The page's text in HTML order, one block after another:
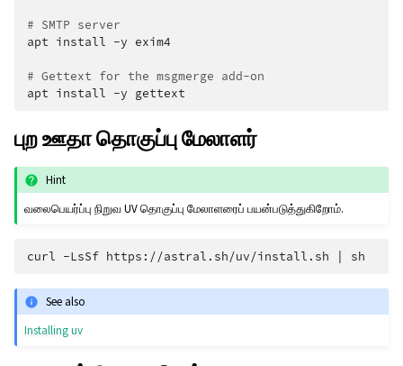
# SMTP server
apt install -y exim4
# Gettext for the msgmerge add-on
apt install -y
புற ஊதா தொகுப்பு மேலாளர்
Hint
வலைபெயர்ப்பு நிறுவ UV தொகுப்பு மேலாளரைப் பயன்படுத்துகிறோம்.
curl -LsSf https://astral.sh/uv/install.sh
See also
Installing uv